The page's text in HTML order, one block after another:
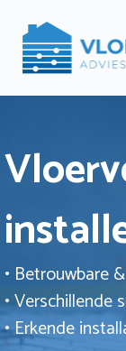
naar
• Betrouwbare
• Verschillende
• Erkende